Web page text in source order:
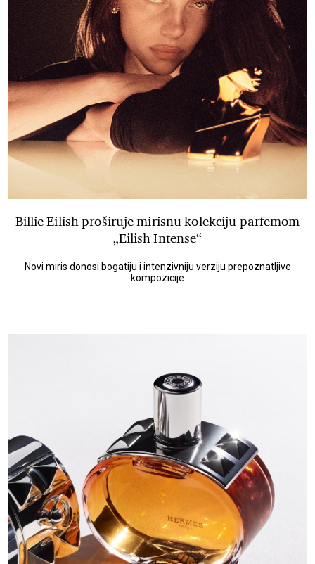
Billie Eilish proširuje mirisnu kolekciju parfemom
„Eilish Intense“
Novi miris donosi bogatiju i intenzivniju verziju prepoznatljive
kompozicije